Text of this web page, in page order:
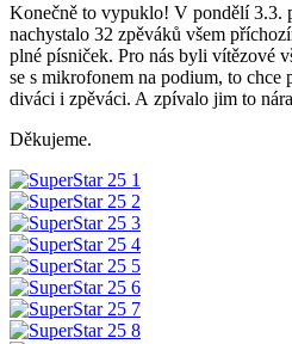
Konečně to vypuklo! V pondělí 3.3.
nachystalo 32 zpěváků všem
plné písniček. Pro nás byli vítězové
se s mikrofonem na podium, to
diváci i zpěváci. A zpívalo jim to
Děkujeme.